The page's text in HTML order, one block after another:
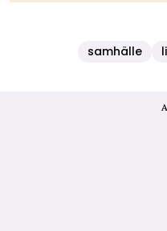
samhälle